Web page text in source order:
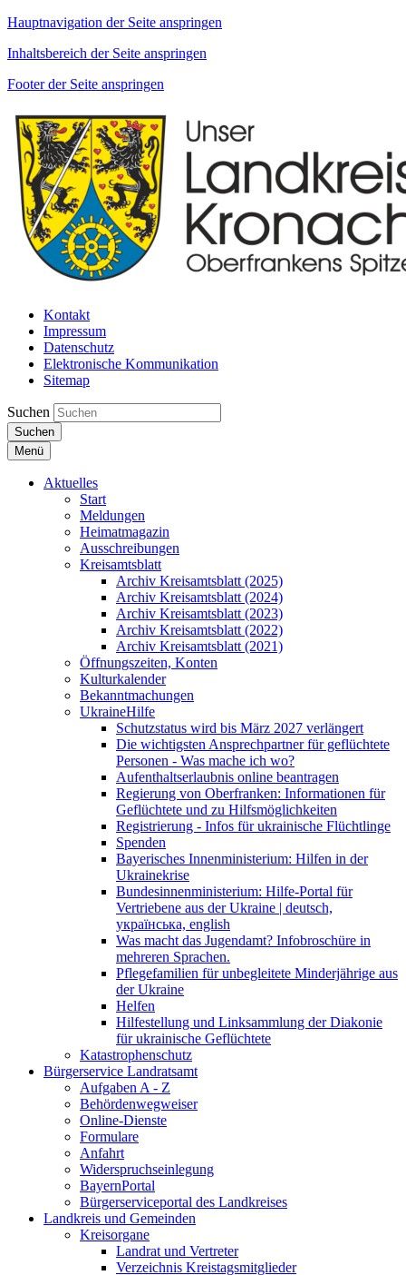
Hauptnavigation der Seite anspringen
Inhaltsbereich der Seite anspringen
Footer der Seite anspringen
Kontakt
Impressum
Datenschutz
Elektronische Kommunikation
Sitemap
Suchen
Suchen
Menü
Aktuelles
Start
Meldungen
Heimatmagazin
Ausschreibungen
Kreisamtsblatt
Archiv Kreisamtsblatt (2025)
Archiv Kreisamtsblatt (2024)
Archiv Kreisamtsblatt (2023)
Archiv Kreisamtsblatt (2022)
Archiv Kreisamtsblatt (2021)
Öffnungszeiten, Konten
Kulturkalender
Bekanntmachungen
UkraineHilfe
Schutzstatus wird bis März 2027 verlängert
Die wichtigsten Ansprechpartner für geflüchtete
Personen - Was mache ich wo?
Aufenthaltserlaubnis online beantragen
Regierung von Oberfranken: Informationen für
Geflüchtete und zu Hilfsmöglichkeiten
Registrierung - Infos für ukrainische Flüchtlinge
Spenden
Bayerisches Innenministerium: Hilfen in der
Ukrainekrise
Bundesinnenministerium: Hilfe-Portal für
Vertriebene aus der Ukraine | deutsch,
українська, english
Was macht das Jugendamt? Infobroschüre in
mehreren Sprachen.
Pflegefamilien für unbegleitete Minderjährige aus
der Ukraine
Helfen
Hilfestellung und Linksammlung der Diakonie
für ukrainische Geflüchtete
Katastrophenschutz
Bürgerservice Landratsamt
Aufgaben A - Z
Behördenwegweiser
Online-Dienste
Formulare
Anfahrt
Widerspruchseinlegung
BayernPortal
Bürgerserviceportal des Landkreises
Landkreis und Gemeinden
Kreisorgane
Landrat und Vertreter
Verzeichnis Kreistagsmitglieder